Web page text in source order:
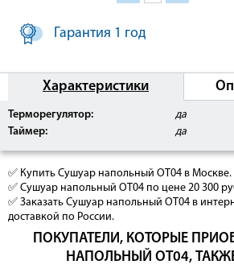
Гарантия 1 год
Характеристики
Терморегулятор:
да
Таймер:
да
✅ Купить Сушуар напольный OT04 в Москве.
✅ Сушуар напольный OT04 по цене 20 300
✅ Заказать Сушуар напольный OT04 в
доставкой по России.
ПОКУПАТЕЛИ, КОТОРЫЕ
НАПОЛЬНЫЙ OT04,